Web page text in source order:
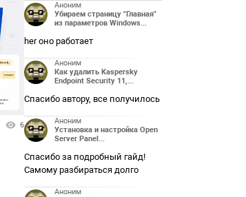
6
Аноним
Убираем страницу "Главная"
из параметров Windows...
her оно работает
Аноним
Как удалить Kaspersky
Endpoint Security 11,...
Спасибо автору, все получилось
Аноним
Установка и настройка Open
Server Panel...
Спасибо за подробный гайд!
Самому разбираться долго
Аноним